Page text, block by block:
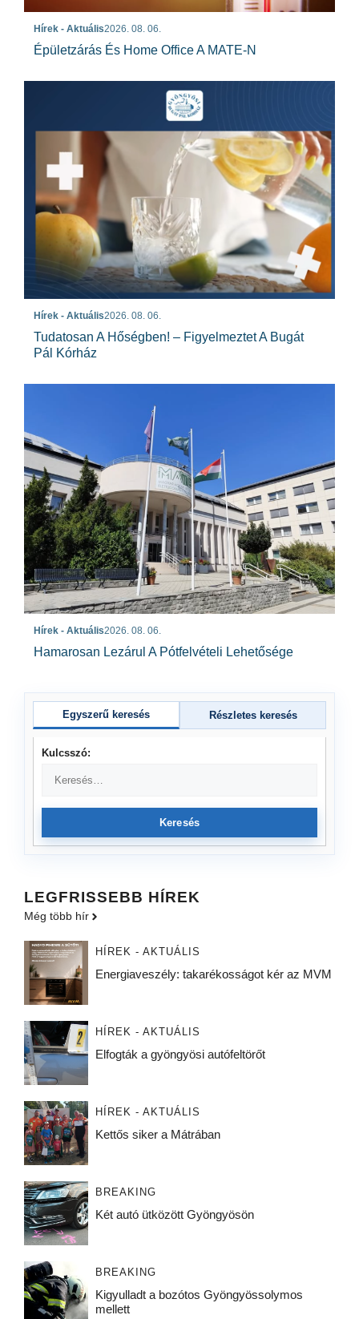
Hírek - Aktuális2026. 08. 06.
Épületzárás És Home Office A MATE-N
Hírek - Aktuális2026. 08. 06.
Tudatosan A Hőségben! – Figyelmeztet A Bugát
Pál Kórház
Hírek - Aktuális2026. 08. 06.
Hamarosan Lezárul A Pótfelvételi Lehetősége
Egyszerű keresés Részletes keresés
Kulcsszó:
Keresés
LEGFRISSEBB HÍREK
Még több hír
HÍREK - AKTUÁLIS
Energiaveszély: takarékosságot kér az MVM
HÍREK - AKTUÁLIS
Elfogták a gyöngyösi autófeltörőt
HÍREK - AKTUÁLIS
Kettős siker a Mátrában
BREAKING
Két autó ütközött Gyöngyösön
BREAKING
Kigyulladt a bozótos Gyöngyössolymos
mellett